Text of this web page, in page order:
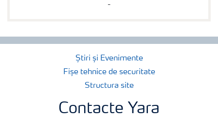
-
Știri și Evenimente
Fișe tehnice de securitate
Structura site
Contacte Yara